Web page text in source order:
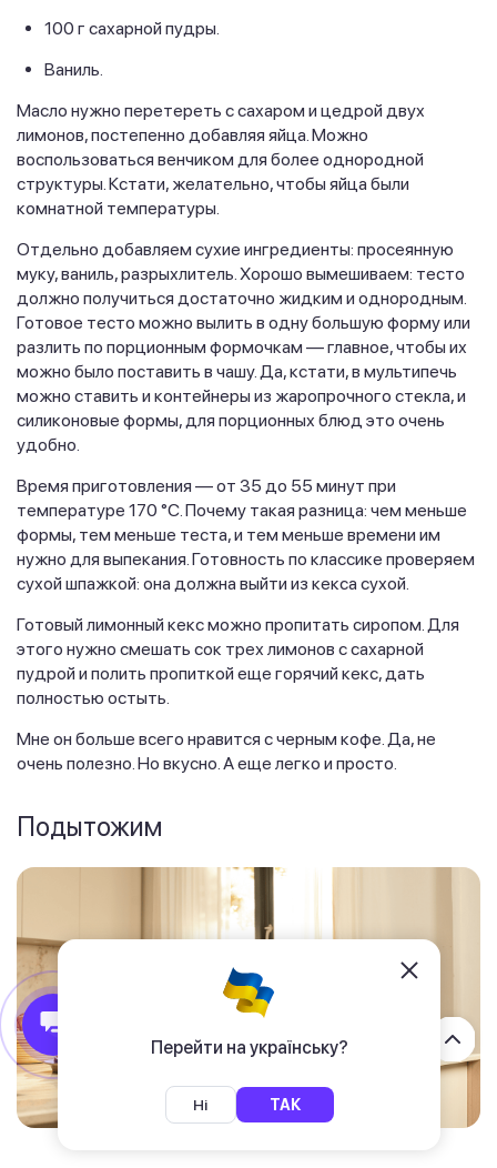
Перейти на українську?
Ні ТАК
100 г сахарной пудры.
Ваниль.
Масло нужно перетереть с сахаром и цедрой двух
лимонов, постепенно добавляя яйца. Можно
воспользоваться венчиком для более однородной
структуры. Кстати, желательно, чтобы яйца были
комнатной температуры.
Отдельно добавляем сухие ингредиенты: просеянную
муку, ваниль, разрыхлитель. Хорошо вымешиваем: тесто
должно получиться достаточно жидким и однородным.
Готовое тесто можно вылить в одну большую форму или
разлить по порционным формочкам — главное, чтобы их
можно было поставить в чашу. Да, кстати, в мультипечь
можно ставить и контейнеры из жаропрочного стекла, и
силиконовые формы, для порционных блюд это очень
удобно.
Время приготовления — от 35 до 55 минут при
температуре 170 °C. Почему такая разница: чем меньше
формы, тем меньше теста, и тем меньше времени им
нужно для выпекания. Готовность по классике проверяем
сухой шпажкой: она должна выйти из кекса сухой.
Готовый лимонный кекс можно пропитать сиропом. Для
этого нужно смешать сок трех лимонов с сахарной
пудрой и полить пропиткой еще горячий кекс, дать
полностью остыть.
Мне он больше всего нравится с черным кофе. Да, не
очень полезно. Но вкусно. А еще легко и просто.
Подытожим